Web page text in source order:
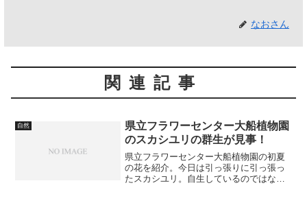
なおさん
関連記事
自然
県立フラワーセンター大船植物園
のスカシユリの群生が見事！
県立フラワーセンター大船植物園の初夏
の花を紹介。今日は引っ張りに引っ張っ
たスカシユリ。自生しているのではな